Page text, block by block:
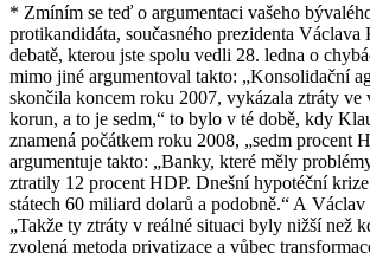
* Zmíním se teď o argumentaci vašeho
protikandidáta, současného prezidenta Václava
debatě, kterou jste spolu vedli 28. ledna o
mimo jiné argumentoval takto: „Konsolidační
skončila koncem roku 2007, vykázala ztráty ve
korun, a to je sedm,“ to bylo v té době, kdy
znamená počátkem roku 2008, „sedm procent
argumentuje takto: „Banky, které měly
ztratily 12 procent HDP. Dnešní hypotéční
státech 60 miliard dolarů a podobně.“ A
„Takže ty ztráty v reálné situaci byly nižší než
zvolená metoda privatizace a vůbec